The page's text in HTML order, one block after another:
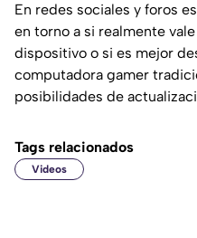
En redes sociales y foros
en torno a si realmente
dispositivo o si es mejor
computadora gamer
posibilidades de
Tags relacionados
Videos